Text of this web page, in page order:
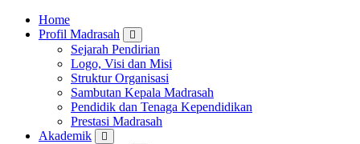
Home
Profil Madrasah
Sejarah Pendirian
Logo, Visi dan Misi
Struktur Organisasi
Sambutan Kepala Madrasah
Pendidik dan Tenaga Kependidikan
Prestasi Madrasah
Akademik